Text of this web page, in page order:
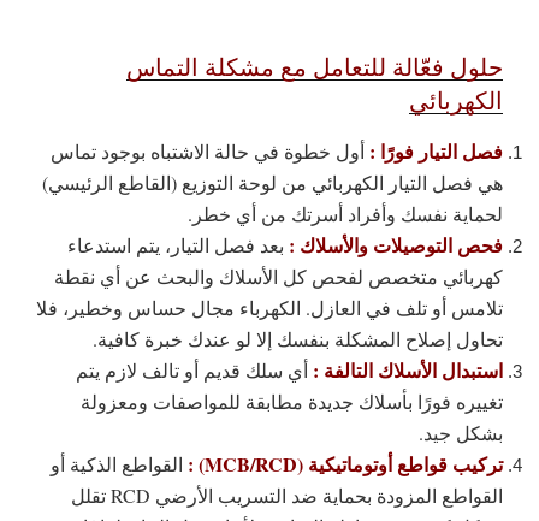
حلول فعّالة للتعامل مع مشكلة التماس
الكهربائي
فصل التيار فورًا : أول خطوة في حالة الاشتباه بوجود تماس
هي فصل التيار الكهربائي من لوحة التوزيع (القاطع الرئيسي)
لحماية نفسك وأفراد أسرتك من أي خطر.
فحص التوصيلات والأسلاك : بعد فصل التيار، يتم استدعاء
كهربائي متخصص لفحص كل الأسلاك والبحث عن أي نقطة
تلامس أو تلف في العازل. الكهرباء مجال حساس وخطير، فلا
تحاول إصلاح المشكلة بنفسك إلا لو عندك خبرة كافية.
استبدال الأسلاك التالفة : أي سلك قديم أو تالف لازم يتم
تغييره فورًا بأسلاك جديدة مطابقة للمواصفات ومعزولة
بشكل جيد.
تركيب قواطع أوتوماتيكية (MCB/RCD) :
القواطع الذكية أو
القواطع المزودة بحماية ضد التسريب الأرضي RCD تقلل